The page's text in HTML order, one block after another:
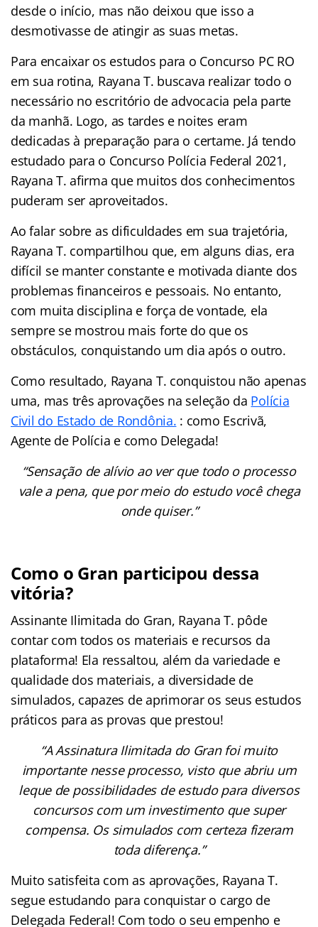
desde o início, mas não deixou que isso a
desmotivasse de atingir as suas metas.
Para encaixar os estudos para o Concurso PC RO
em sua rotina, Rayana T. buscava realizar todo o
necessário no escritório de advocacia pela parte
da manhã. Logo, as tardes e noites eram
dedicadas à preparação para o certame. Já tendo
estudado para o Concurso Polícia Federal 2021,
Rayana T. afirma que muitos dos conhecimentos
puderam ser aproveitados.
Ao falar sobre as dificuldades em sua trajetória,
Rayana T. compartilhou que, em alguns dias, era
difícil se manter constante e motivada diante dos
problemas financeiros e pessoais. No entanto,
com muita disciplina e força de vontade, ela
sempre se mostrou mais forte do que os
obstáculos, conquistando um dia após o outro.
Como resultado, Rayana T. conquistou não apenas
uma, mas três aprovações na seleção da Polícia
Civil do Estado de Rondônia. : como Escrivã,
Agente de Polícia e como Delegada!
“Sensação de alívio ao ver que todo o processo
vale a pena, que por meio do estudo você chega
onde quiser.”
Como o Gran participou dessa
vitória?
Assinante Ilimitada do Gran, Rayana T. pôde
contar com todos os materiais e recursos da
plataforma! Ela ressaltou, além da variedade e
qualidade dos materiais, a diversidade de
simulados, capazes de aprimorar os seus estudos
práticos para as provas que prestou!
“A Assinatura Ilimitada do Gran foi muito
importante nesse processo, visto que abriu um
leque de possibilidades de estudo para diversos
concursos com um investimento que super
compensa. Os simulados com certeza fizeram
toda diferença.”
Muito satisfeita com as aprovações, Rayana T.
segue estudando para conquistar o cargo de
Delegada Federal! Com todo o seu empenho e